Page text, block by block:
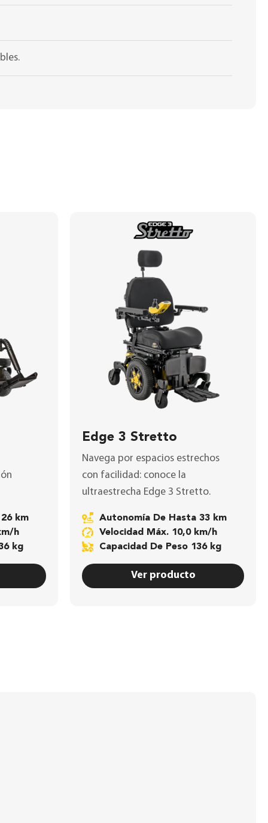
km
h
kg
Edge 3 Stretto
Navega por espacios estrechos
con facilidad: conoce la
ultraestrecha Edge 3 Stretto.
Autonomía De Hasta 33 km
Velocidad Máx. 10,0 km/h
Capacidad De Peso 136 kg
Ver producto